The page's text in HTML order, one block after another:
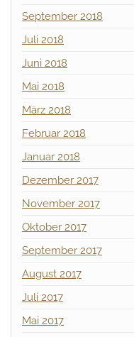
September 2018
Juli 2018
Juni 2018
Mai 2018
März 2018
Februar 2018
Januar 2018
Dezember 2017
November 2017
Oktober 2017
September 2017
August 2017
Juli 2017
Mai 2017